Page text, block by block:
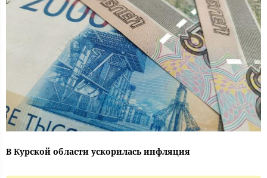
В Курской области ускорилась инфляция